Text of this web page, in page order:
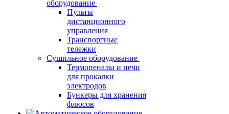
оборудование
Пульты
дистанционного
управления
Транспортные
тележки
Сушильное оборудование
Термопеналы и печи
для прокалки
электродов
Бункеры для хранения
флюсов